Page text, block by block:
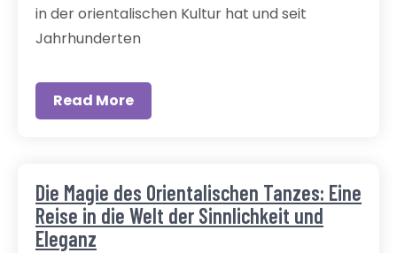
in der orientalischen Kultur hat und seit
Jahrhunderten
Read More
Die Magie des Orientalischen Tanzes: Eine
Reise in die Welt der Sinnlichkeit und
Eleganz